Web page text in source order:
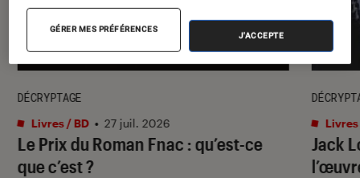
Le Prix du Roman Fnac : qu’est-ce
que c’est ?
DÉCRYPTAGE
Livres / BD • 27 juil. 2026
Jack
Livres
GÉRER MES PRÉFÉRENCES
J'ACCEPTE